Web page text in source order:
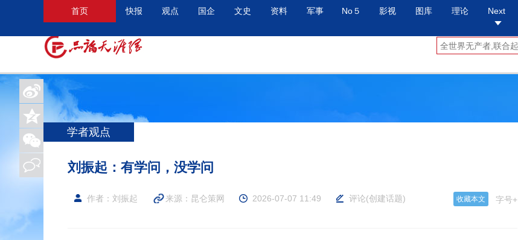
首页 快报 观点 国企 文史 资料 军事 No５ 影视 图库 理论 Next
学者观点
刘振起：有学问，没学问
字号+
作者：刘振起 来源： 昆仑策网 2026-07-07 11:49 评论(创建话题) 收藏本文